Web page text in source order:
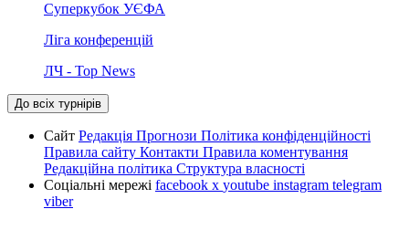
Суперкубок УЄФА
Ліга конференцій
ЛЧ - Top News
До всіх турнірів
Сайт Редакція Прогнози Політика конфіденційності
Правила сайту Контакти Правила коментування
Редакційна політика Структура власності
Соціальні мережі facebook x youtube instagram telegram
viber